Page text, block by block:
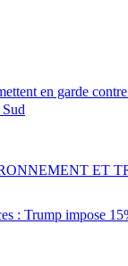
en garde
: Trump impose
ET